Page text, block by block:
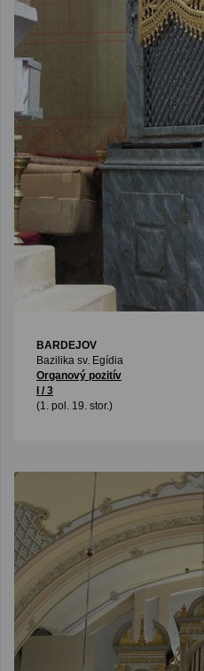
BARDEJOV
Bazilika sv. Egídia
Organový pozitív
I / 3
(1. pol. 19. stor.)